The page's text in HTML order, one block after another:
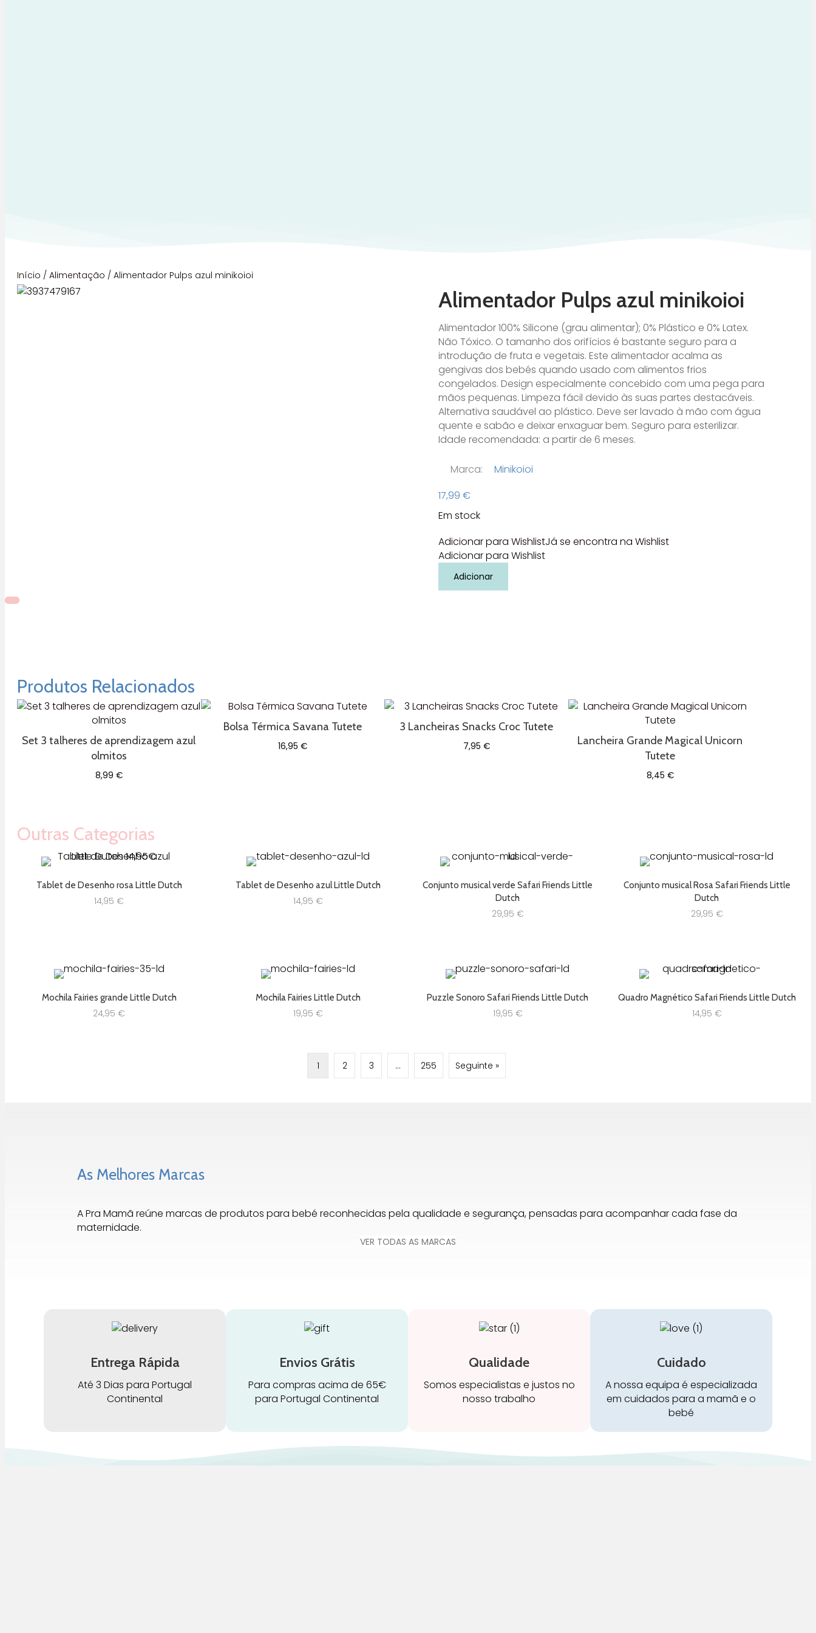
Início / Alimentação / Alimentador Pulps azul minikoioi
Alimentador Pulps azul minikoioi
Alimentador 100% Silicone (grau alimentar); 0% Plástico e 0% Latex.
Não Tóxico. O tamanho dos orifícios é bastante seguro para a
introdução de fruta e vegetais. Este alimentador acalma as
gengivas dos bebés quando usado com alimentos frios
congelados. Design especialmente concebido com uma pega para
mãos pequenas. Limpeza fácil devido às suas partes destacáveis.
Alternativa saudável ao plástico. Deve ser lavado à mão com água
quente e sabão e deixar enxaguar bem. Seguro para esterilizar.
Idade recomendada: a partir de 6 meses.
Marca:
Minikoioi
17,99 €
Em stock
Adicionar para WishlistJá se encontra na Wishlist
Adicionar para Wishlist
Alimentador
Adicionar
Produtos Relacionados
Set 3 talheres de aprendizagem azul
olmitos
8,99 €
Bolsa Térmica Savana Tutete
16,95 €
3 Lancheiras Snacks Croc Tutete
7,95 €
Lancheira Grande Magical Unicorn
Tutete
8,45 €
Outras Categorias
Tablet de Desenho rosa Little Dutch
14,95 €
Tablet de Desenho azul Little Dutch
14,95 €
Conjunto musical verde Safari Friends Little
Dutch
29,95 €
Conjunto musical Rosa Safari Friends Little
Dutch
29,95 €
Mochila Fairies grande Little Dutch
24,95 €
Mochila Fairies Little Dutch
19,95 €
Puzzle Sonoro Safari Friends Little Dutch
19,95 €
Quadro Magnético Safari Friends Little Dutch
14,95 €
1 2 3 … 255 Seguinte »
As Melhores Marcas
A Pra Mamã reúne marcas de produtos para bebé reconhecidas pela qualidade e segurança, pensadas para acompanhar cada fase da
maternidade.
VER TODAS AS MARCAS
Entrega Rápida
Até 3 Dias para Portugal
Continental
Envios Grátis
Para compras acima de 65€
para Portugal Continental
Qualidade
Somos especialistas e justos no
nosso trabalho
Cuidado
A nossa equipa é especializada
em cuidados para a mamã e o
bebé